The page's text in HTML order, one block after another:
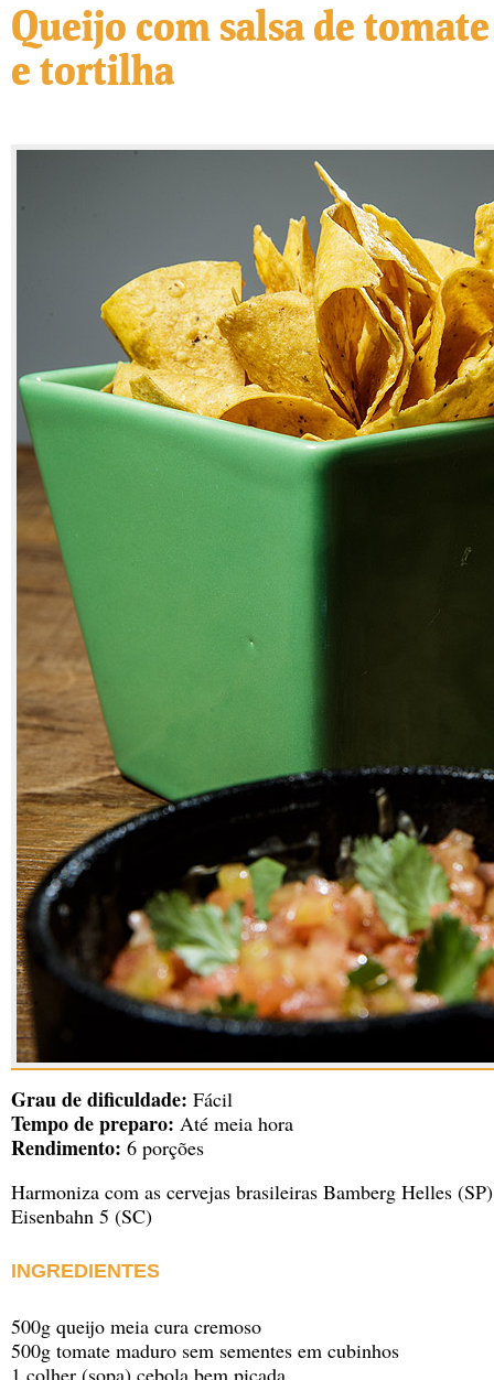
Queijo com salsa de tomate
e tortilha
Grau de dificuldade: Fácil
Tempo de preparo: Até meia hora
Rendimento: 6 porções
Harmoniza com as cervejas brasileiras Bamberg Helles
Eisenbahn 5 (SC)
INGREDIENTES
500g queijo meia cura cremoso
500g tomate maduro sem sementes em cubinhos
1 colher (sopa) cebola bem picada